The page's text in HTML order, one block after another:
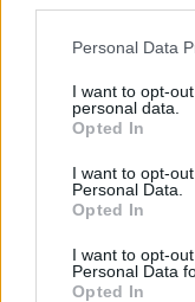
Personal Data
I want to opt-
personal data.
Opted In
I want to opt-
Personal Data.
Opted In
I want to opt-
Personal Data
Opted In
Νέος κύκλος
Πανεπιστήμιο
8 Αυγούστου, 2026
Άνοια: Ποια είναι
8 Αυγούστου, 2026